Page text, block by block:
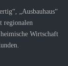
„Ausbauhaus“
regionalen
Wirtschaft